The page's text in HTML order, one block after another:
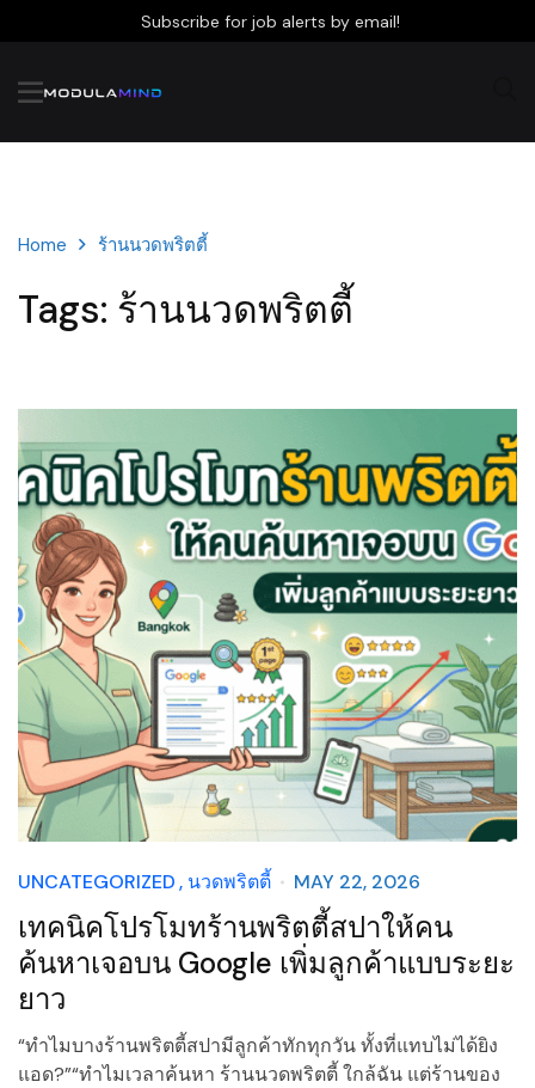
Subscribe for job alerts by email!
Home ร้านนวดพริตตี้
Tags: ร้านนวดพริตตี้
UNCATEGORIZED นวดพริตตี้ MAY 22, 2026
เทคนิคโปรโมทร้านพริตตี้สปาให้คน
ค้นหาเจอบน Google เพิ่มลูกค้าแบบระยะ
ยาว
“ทำไมบางร้านพริตตี้สปามีลูกค้าทักทุกวัน ทั้งที่แทบไม่ได้ยิง
แอด?”“ทำไมเวลาค้นหา ร้านนวดพริตตี้ ใกล้ฉัน แต่ร้านของ